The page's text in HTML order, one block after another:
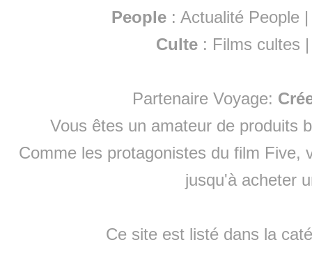
People :Actualité People
Culte : Films cultes
Partenaire Voyage:
Vous êtes un amateur de produits
Comme les protagonistes du film Five,
jusqu'à acheter
Ce site est listé dans la